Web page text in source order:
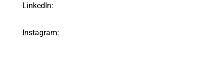
LinkedIn:
Instagram: